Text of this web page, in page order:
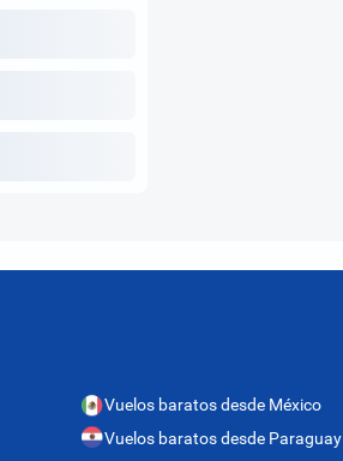
Vuelos baratos desde México
Vuelos baratos desde Paraguay